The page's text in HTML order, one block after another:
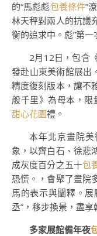
的“馬彪彪包養條件”
林天秤對兩人的抗議
衡的追求中。彪”第
2月12日，包含
發赴山東美術館展出
精度復刻版本，讓不
般千里》為母本，
甜心花園禮。
本年北京畫院美
象，以齊白石、徐悲
成灰度百分之五十包
恐慌。，會聚了畫院
馬的表示與闡釋。展
丞”，移步換景，盡享
多家展館備年夜